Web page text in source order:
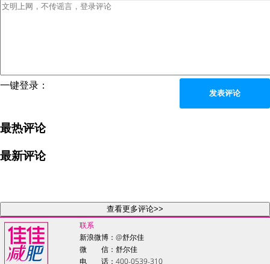
一键登录：
发表评论
最热评论
最新评论
查看更多评论>>
联系
新浪微博： @舒尔佳
微 信：舒尔佳
电 话：400-0539-310